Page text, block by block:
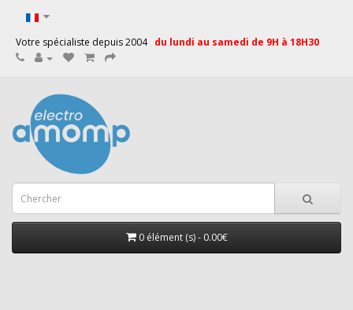
Votre spécialiste depuis 2004 du lundi au samedi de 9H à 18H30
0 élément (s) - 0.00€